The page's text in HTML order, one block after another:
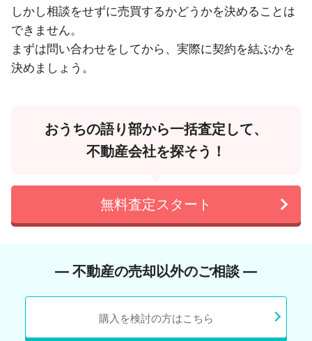
しかし相談をせずに売買するかどうかを決めることは
できません。
まずは問い合わせをしてから、実際に契約を結ぶかを
決めましょう。
おうちの語り部から一括査定して、
不動産会社を探そう！
無料査定スタート
― 不動産の売却以外のご相談 ―
購入を検討の方はこちら